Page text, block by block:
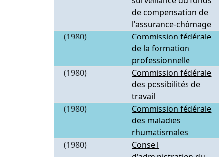
de compensation de
l'assurance-chômage
(1980)
Commission fédérale
de la formation
professionnelle
(1980)
Commission fédérale
des possibilités de
travail
(1980)
Commission fédérale
des maladies
rhumatismales
(1980)
Conseil